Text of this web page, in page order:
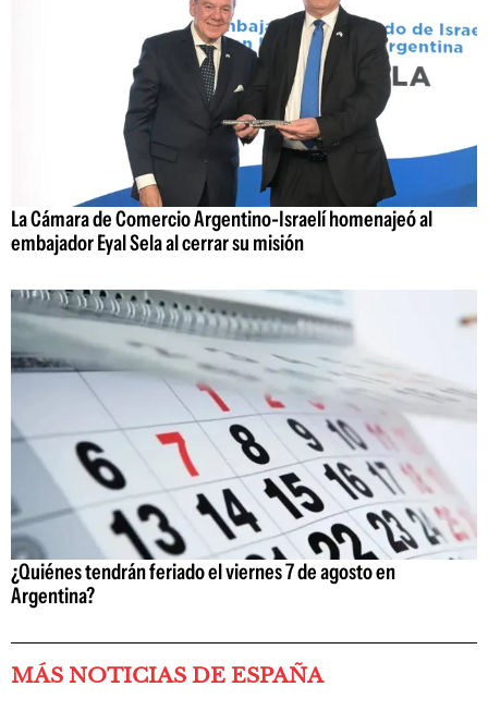
La Cámara de Comercio Argentino-Israelí homenajeó al
embajador Eyal Sela al cerrar su misión
¿Quiénes tendrán feriado el viernes 7 de agosto en
Argentina?
MÁS NOTICIAS DE ESPAÑA